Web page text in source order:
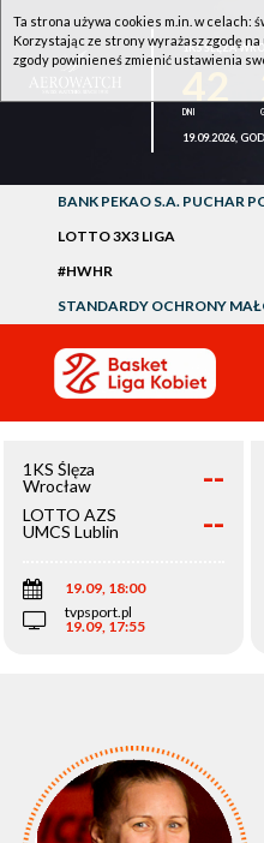
1KS ŚLĘZA
19.09.2026,
BANK PEKAO S.A. PUCHAR
LOTTO 3X3 LIGA
#HWHR
STANDARDY OCHRONY
1KS Ślęza
Wrocław
--
LOTTO AZS
UMCS Lublin
--
19.09, 18:00
tvpsport.pl
19.09, 17:55
Ta strona używa cookies m.in. w celach:
Korzystając ze strony wyrażasz zgodę
zgody powinieneś zmienić ustawienia